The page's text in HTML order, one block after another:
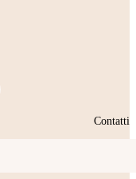
Contatti